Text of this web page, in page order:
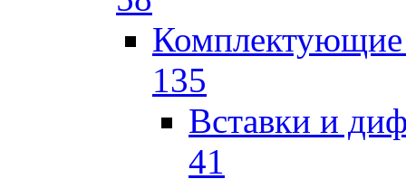
135
Вставки и
41